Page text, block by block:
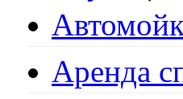
Аренда